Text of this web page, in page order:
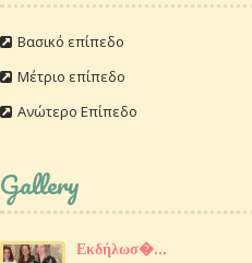
Βασικό επίπεδο
Μέτριο επίπεδο
Ανώτερο Επίπεδο
Gallery
Εκδήλωσ�...